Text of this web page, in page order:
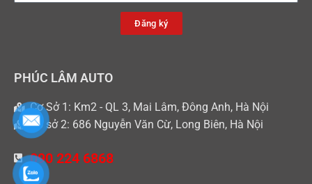
Đăng ký
PHÚC LÂM AUTO
Cơ Sở 1: Km2 - QL 3, Mai Lâm, Đông Anh, Hà Nội
Cơ sở 2: 686 Nguyễn Văn Cừ, Long Biên, Hà Nội
090 224 6868